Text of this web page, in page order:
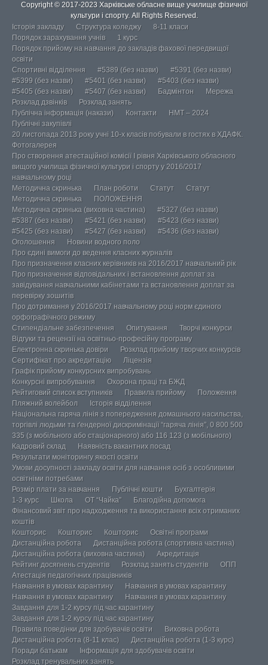
Copyright © 2017-2023 Харківське обласне вище училище фізичної
культури і спорту. All Rights Reserved.
Історія закладу
Структура коледжу
8-11 класи
Порядок зарахування учнів
1 курс
Порядок прийому на навчання до закладів фахової передвищої
освіти
Спортивні відділення
#5389 (без назви)
#5391 (без назви)
#5399 (без назви)
#5401 (без назви)
#5403 (без назви)
#5405 (без назви)
#5407 (без назви) Бадмінтон
Мережа
Розклад дзвінків
Розклад занять
Публічна інформація (накази)
Контакти
НМТ – 2024
Публічні закупівлі
20 листопада 2013 року учні 10-х класів побували в гостях в ХДАФК.
Фотогалерея
Про створення атестаційної комісії І рівня Харківського обласного
вищого училища фізичної культури і спорту у 2016/2017
навчальному році
Методична скринька
План роботи Статут
Статут
Методична скринька
ПОЛОЖЕННЯ
Методична скринька (виховна частина)
#5327 (без назви)
#5387 (без назви)
#5421 (без назви)
#5423 (без назви)
#5425 (без назви)
#5427 (без назви)
#5436 (без назви)
Оголошення
Новини водного поло
Про єдині вимоги до ведення класних журналів
Про призначення класних керівників на 2016/2017 навчальний рік
Про призначення відповідальних і встановлення доплат за
завідування навчальними кабінетами та встановлення доплат за
перевірку зошитів
Про дотримання у 2016/2017 навчальному році норм єдиного
орфографічного режиму
Стипендіальне забезпечення
Опитування
Творчі конкурси
Відгуки та рецензії на освітньо-професійну програму
Електронна скринька довіри
Розклад прийому творчих конкурсів
Сертифікат про акредитацію
Ліцензія
Графік прийому конкурсних випробувань
Конкурсні випробування
Охорона праці та БЖД
Рейтиговий список вступників
Правила прийому
Положення
Пляжний волейбол
Історія відділення
Національна гаряча лінія з попередження домашнього насильства,
торгівлі людьми та ґендерної дискримінації “гаряча лінія”, 0 800 500
335 (з мобільного або стаціонарного) або 116 123 (з мобільного)
Кадровий склад
Наявність вакантних посад
Результати моніторингу якості освіти
Умови досупності закладу освіти для навчання осіб з особливими
освітніми потребами
Розмір плати за навчання
Публічні кошти
Бухгалтерія
1-3 курс
Школа ОТ “Чайка”
Благодійна допомога
Фінансовий звіт про надходження та використання всіх отриманих
коштів
Кошторис
Кошторис Кошторис
Освітні програми
Дистанційна робота
Дистанційна робота (спортивна частина)
Дистанційна робота (виховна частина)
Акредитація
Рейтинг досягнень студентів
Розклад занять студентів
ОПП
Атестація педагогічних працівників
Навчання в умовах карантину
Навчання в умовах карантину
Навчання в умовах карантину
Навчання в умовах карантину
Завдання для 1-2 курсу під час карантину
Завдання для 1-2 курсу під час карантину
Правила поведінки для здобувачів освіти
Виховна робота
Дистанційна робота (8-11 клас)
Дистанційна робота (1-3 курс)
Поради батькам
Інформація для здобувачів освіти
Розклад тренувальних занять